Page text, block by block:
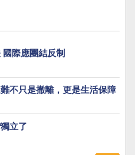
際應團結反制
不只是撤離，更是生活保障
立了